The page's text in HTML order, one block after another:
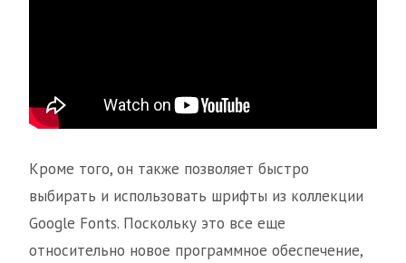
Кроме того, он также позволяет быстро
выбирать и использовать шрифты из коллекции
Google Fonts. Поскольку это все еще
относительно новое программное обеспечение,